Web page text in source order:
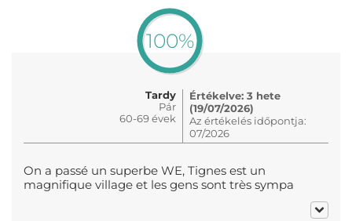
100%
Tardy
Pár
60-69 évek
Értékelve: 3 hete
(19/07/2026)
Az értékelés időpontja:
07/2026
On a passé un superbe WE, Tignes est un
magnifique village et les gens sont très sympa